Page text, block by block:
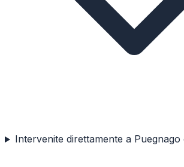
Intervenite direttamente a Puegnago